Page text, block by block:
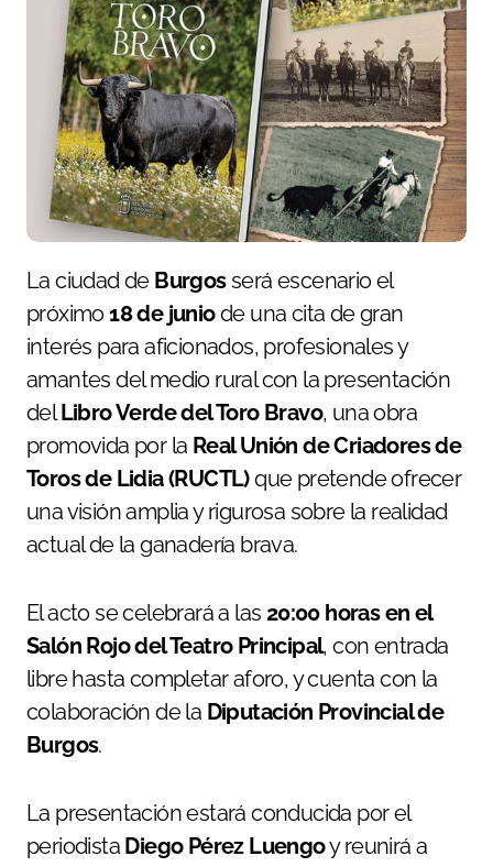
La ciudad de Burgosserá escenario el
próximo18 de juniode una cita de gran
interés para aficionados, profesionales y
amantes del medio rural con la presentación
delLibro Verde del Toro Bravo, una obra
promovida por la Real Unión de Criadores de
Toros de Lidia (RUCTL)que pretende ofrecer
una visión amplia y rigurosa sobre la realidad
actual de la ganadería brava.
El acto se celebrará a las 20:00 horas en el
Salón Rojo del Teatro Principal, con entrada
libre hasta completar aforo, y cuenta con la
colaboración de la Diputación Provincial de
Burgos.
La presentación estará conducida por el
periodista Diego Pérez Luengoy reunirá a